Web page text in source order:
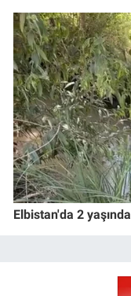
Elbistan'da 2